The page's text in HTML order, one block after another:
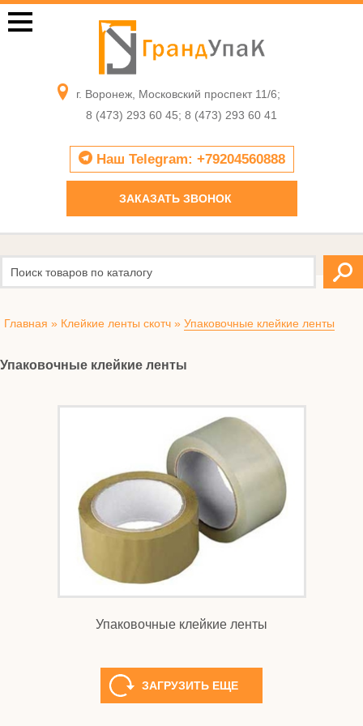
г. Воронеж, Московский проспект 11/6;
8 (473) 293 60 45; 8 (473) 293 60 41
Наш Telegram: +79204560888
ЗАКАЗАТЬ ЗВОНОК
Главная » Клейкие ленты скотч » Упаковочные клейкие ленты
Упаковочные клейкие ленты
Упаковочные клейкие ленты
ЗАГРУЗИТЬ ЕЩЕ